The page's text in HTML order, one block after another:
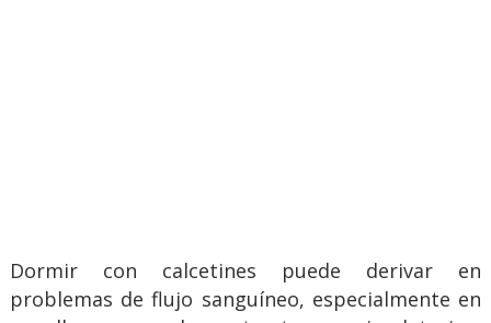
Dormir con calcetines puede derivar en
problemas de flujo sanguíneo, especialmente en